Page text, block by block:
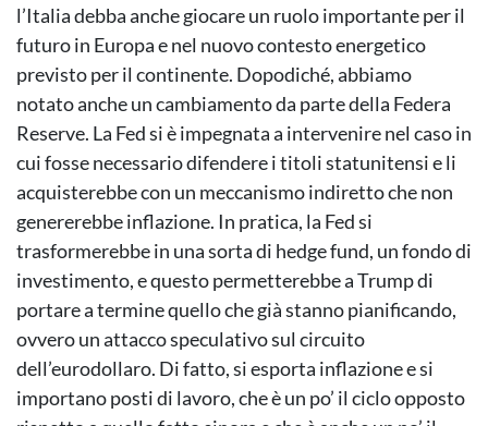
l’Italia debba anche giocare un ruolo importante per il
futuro in Europa e nel nuovo contesto energetico
previsto per il continente. Dopodiché, abbiamo
notato anche un cambiamento da parte della Federa
Reserve. La Fed si è impegnata a intervenire nel caso in
cui fosse necessario difendere i titoli statunitensi e li
acquisterebbe con un meccanismo indiretto che non
genererebbe inflazione. In pratica, la Fed si
trasformerebbe in una sorta di hedge fund, un fondo di
investimento, e questo permetterebbe a Trump di
portare a termine quello che già stanno pianificando,
ovvero un attacco speculativo sul circuito
dell’eurodollaro. Di fatto, si esporta inflazione e si
importano posti di lavoro, che è un po’ il ciclo opposto